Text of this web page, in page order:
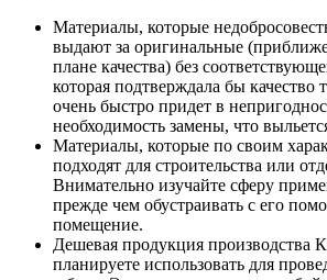
Материалы, которые
выдают за оригинальные
плане качества) без
которая подтверждала бы качество
очень быстро придет в
необходимость замены, что
Материалы, которые по своим
подходят для строительства или
Внимательно изучайте сферу
прежде чем обустраивать с его
помещение.
Дешевая продукция производства
планируете использовать для